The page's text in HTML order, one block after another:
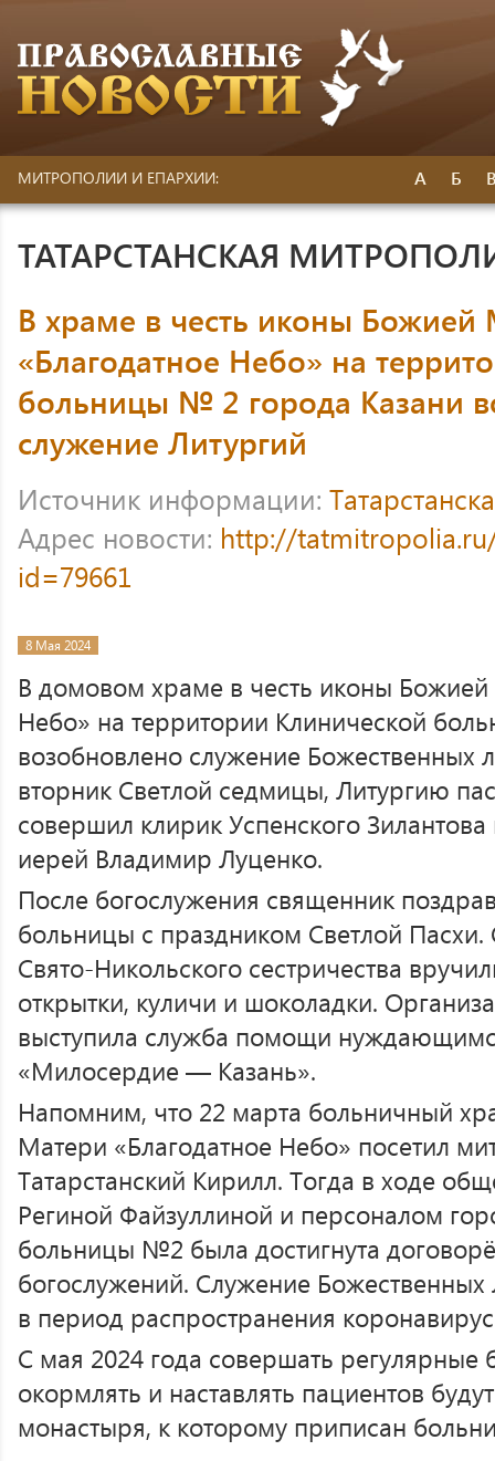
МИТРОПОЛИИ И ЕПАРХИИ: А Б
ТАТАРСТАНСКАЯ
В храме в честь иконы Божией
«Благодатное Небо» на
больницы № 2 города Казани
служение Литургий
Источник информации:
Адрес новости: http://
id=79661
8 Мая 2024
В домовом храме в честь иконы
Небо» на территории Клинической
возобновлено служение Божественных
вторник Светлой седмицы, Литургию
совершил клирик Успенского
иерей Владимир Луценко.
После богослужения священник
больницы с праздником Светлой
Свято-Никольского сестричества
открытки, куличи и шоколадки.
выступила служба помощи
«Милосердие — Казань».
Напомним, что 22 марта больничный
Матери «Благодатное Небо» посетил
Татарстанский Кирилл. Тогда в ходе
Региной Файзуллиной и персоналом
больницы №2 была достигнута
богослужений. Служение
в период распространения
С мая 2024 года совершать регулярные
окормлять и наставлять пациентов
монастыря, к которому приписан